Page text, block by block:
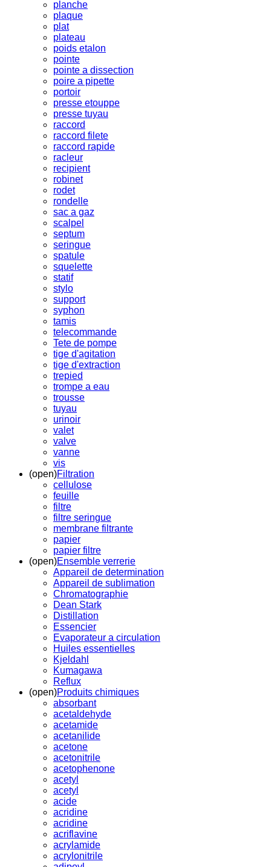
planche
plaque
plat
plateau
poids etalon
pointe
pointe a dissection
poire a pipette
portoir
presse etouppe
presse tuyau
raccord
raccord filete
raccord rapide
racleur
recipient
robinet
rodet
rondelle
sac a gaz
scalpel
septum
seringue
spatule
squelette
statif
stylo
support
syphon
tamis
telecommande
Tete de pompe
tige d'agitation
tige d'extraction
trepied
trompe a eau
trousse
tuyau
urinoir
valet
valve
vanne
vis
(open)Filtration
cellulose
feuille
filtre
filtre seringue
membrane filtrante
papier
papier filtre
(open)Ensemble verrerie
Appareil de determination
Appareil de sublimation
Chromatographie
Dean Stark
Distillation
Essencier
Evaporateur a circulation
Huiles essentielles
Kjeldahl
Kumagawa
Reflux
(open)Produits chimiques
absorbant
acetaldehyde
acetamide
acetanilide
acetone
acetonitrile
acetophenone
acetyl
acetyl
acide
acridine
acridine
acriflavine
acrylamide
acrylonitrile